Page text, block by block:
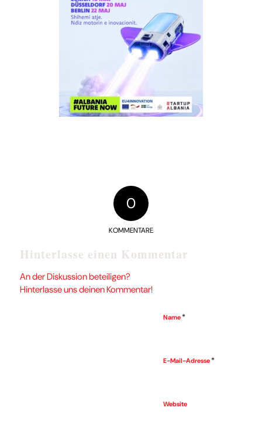
0
KOMMENTARE
Hinterlasse einen Kommentar
An der Diskussion beteiligen?
Hinterlasse uns deinen Kommentar!
Name *
E-Mail-Adresse *
Website